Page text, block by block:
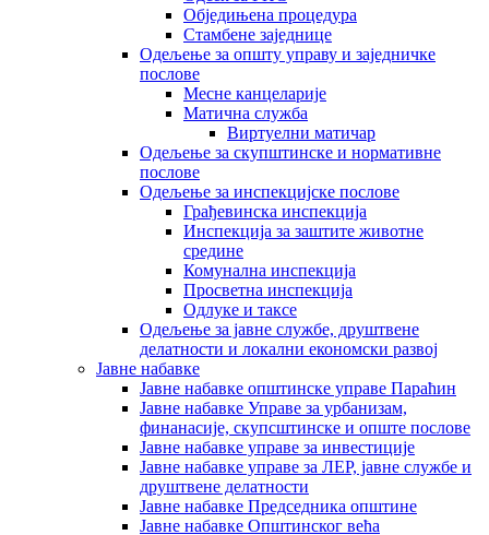
Обједињена процедура
Стамбене заједнице
Oдељење за општу управу и заједничке
послове
Месне канцеларије
Матична служба
Виртуелни матичар
Одељење за скупштинске и нормативне
послове
Одељење за инспекцијске послове
Грађевинска инспекција
Инспекција за заштите животне
средине
Комунална инспекција
Просветна инспекција
Одлуке и таксе
Одељење за јавне службе, друштвене
делатности и локални економски развој
Јавне набавке
Јавне набавке општинске управе Параћин
Јавне набавке Управе за урбанизам,
финанасије, скупсштинске и опште послове
Јавне набавке управе за инвестиције
Јавне набавке управе за ЛЕР, јавне службе и
друштвене делатности
Јавне набавке Председника општине
Јавне набавке Општинског већа